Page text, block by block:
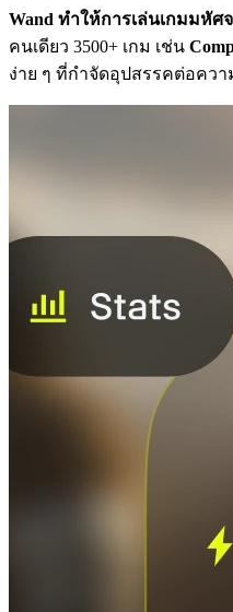
Wand ทำให้การเล่นเกมมหัศ
คนเดียว 3500+ เกม เช่น
ง่าย ๆ ที่กำจัดอุปสรรคต่อคว